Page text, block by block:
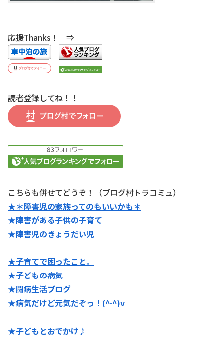
応援Thanks！ ⇒
読者登録してね！！
こちらも併せてどうぞ！（ブログ村トラコミュ）
★＊障害児の家族ってのもいいかも＊
★障害がある子供の子育て
★障害児のきょうだい児
★子育てで困ったこと。
★子どもの病気
★闘病生活ブログ
★病気だけど元気だぞっ！(^-^)v
★子どもとおでかけ♪